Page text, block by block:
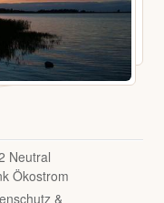
Neutral
Ökostrom
&